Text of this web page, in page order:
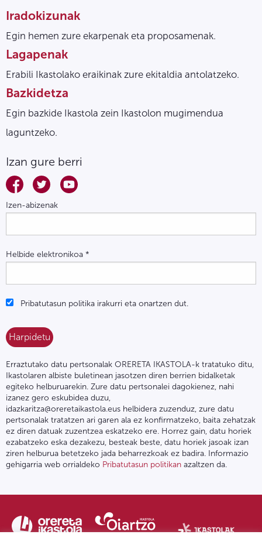
Iradokizunak
Egin hemen zure ekarpenak eta proposamenak.
Lagapenak
Erabili Ikastolako eraikinak zure ekitaldia antolatzeko.
Bazkidetza
Egin bazkide Ikastola zein Ikastolon mugimendua
laguntzeko.
Izan gure berri
Izen-abizenak
Helbide elektronikoa *
Pribatutasun politika irakurri eta onartzen dut.
Erraztutako datu pertsonalak ORERETA IKASTOLA-k tratatuko ditu,
Ikastolaren albiste buletinean jasotzen diren berrien bidalketak
egiteko helburuarekin. Zure datu pertsonalei dagokienez, nahi
izanez gero eskubidea duzu,
idazkaritza@oreretaikastola.eus helbidera zuzenduz, zure datu
pertsonalak tratatzen ari garen ala ez konfirmatzeko, baita zehatzak
ez diren datuak zuzentzea eskatzeko ere. Horrez gain, datu horiek
ezabatzeko eska dezakezu, besteak beste, datu horiek jasoak izan
ziren helburua betetzeko jada beharrezkoak ez badira. Informazio
gehigarria web orrialdeko Pribatutasun politikan azaltzen da.